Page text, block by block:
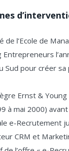
de l’Ecole de
Sud pour créer
Ernst &
à mai 2000)
e-Recrutement
CRM et